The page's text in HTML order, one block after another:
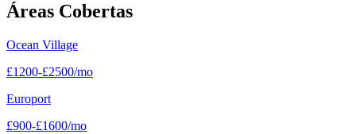
Áreas Cobertas
Ocean Village
£1200-£2500/mo
Europort
£900-£1600/mo